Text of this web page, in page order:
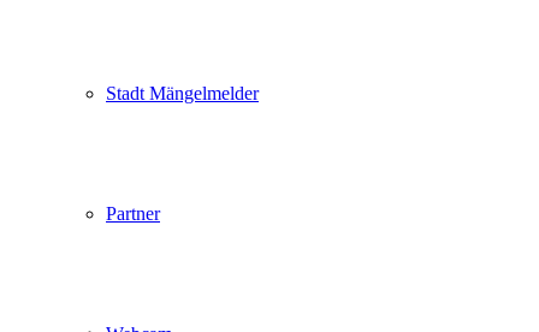
Stadt Mängelmelder
Partner